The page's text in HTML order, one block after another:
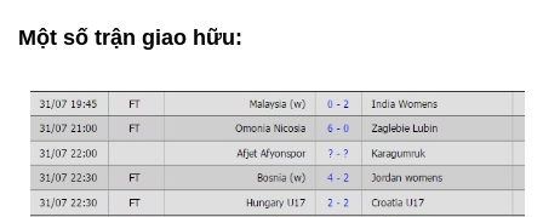
Một số trận giao hữu: